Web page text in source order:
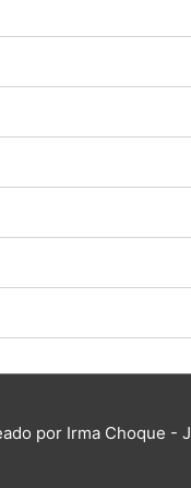
por Irma Choque -